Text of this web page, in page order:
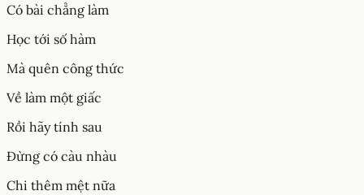
Có bài chẳng làm
Học tới số hàm
Mà quên công thức
Về làm một giấc
Rồi hãy tính sau
Đừng có càu nhàu
Chi thêm mệt nữa